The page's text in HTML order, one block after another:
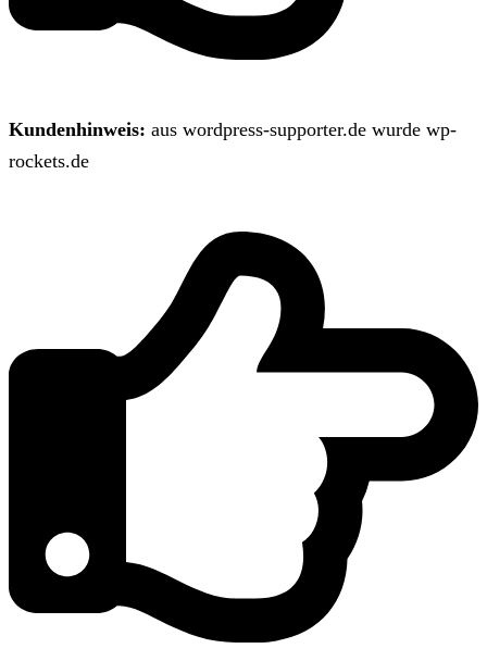
Kundenhinweis: aus wordpress-supporter.de wurde wp-
rockets.de